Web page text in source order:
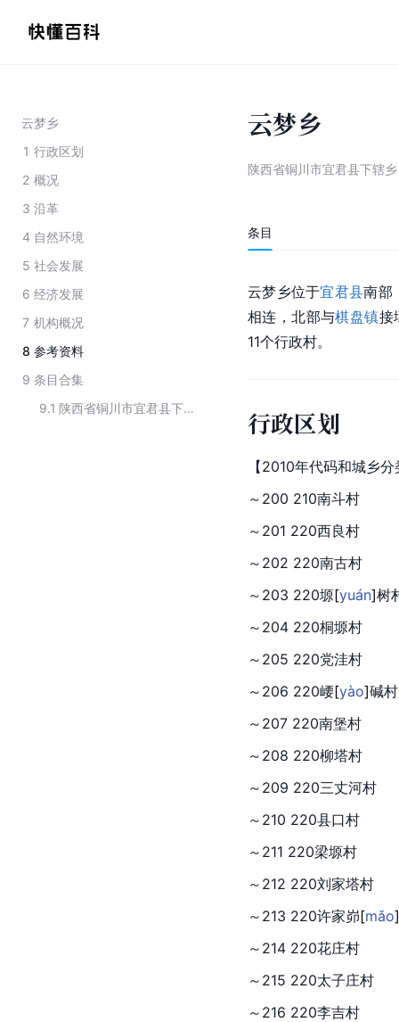
云梦乡
1 行政区划
2 概况
3 沿革
4 自然环境
5 社会发展
6 经济发展
7 机构概况
8 参考资料
9 条目合集
9.1
陕西省铜川市宜君县下辖乡级行政区
云梦乡
陕西省铜川市宜君县下辖乡
条目
云梦乡位于宜君县南部
相连，北部与棋盘镇接
11个行政村。
行政区划
【2010年代码和城乡
～200 210南斗村
～201 220西良村
～202 220南古村
～203 220塬[yuán]树
～204 220桐塬村
～205 220党洼村
～206 220崾[yào]碱村
～207 220南堡村
～208 220柳塔村
～209 220三丈河村
～210 220县口村
～211 220梁塬村
～212 220刘家塔村
～213 220许家峁[mǎo]
～214 220花庄村
～215 220太子庄村
～216 220李吉村